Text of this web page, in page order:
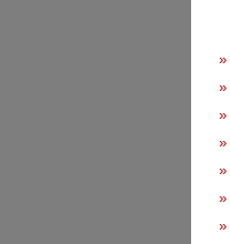
»
»
»
»
»
»
»